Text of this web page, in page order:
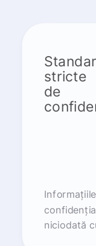
stricte
de
niciodată